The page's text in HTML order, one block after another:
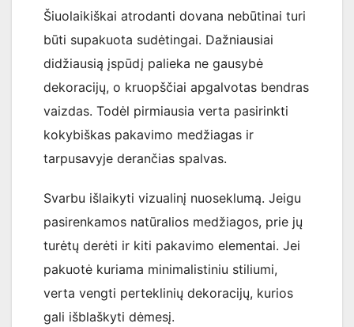
Šiuolaikiškai atrodanti dovana nebūtinai turi
būti supakuota sudėtingai. Dažniausiai
didžiausią įspūdį palieka ne gausybė
dekoracijų, o kruopščiai apgalvotas bendras
vaizdas. Todėl pirmiausia verta pasirinkti
kokybiškas pakavimo medžiagas ir
tarpusavyje derančias spalvas.
Svarbu išlaikyti vizualinį nuoseklumą. Jeigu
pasirenkamos natūralios medžiagos, prie jų
turėtų derėti ir kiti pakavimo elementai. Jei
pakuotė kuriama minimalistiniu stiliumi,
verta vengti perteklinių dekoracijų, kurios
gali išblaškyti dėmesį.